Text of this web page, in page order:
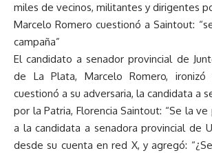
miles de vecinos, militantes y dirigentes
Marcelo Romero cuestionó a Saintout:
campaña”
El candidato a senador provincial de
de La Plata, Marcelo Romero,
cuestionó a su adversaria, la candidata a
por la Patria, Florencia Saintout: “Se la
a la candidata a senadora provincial de
desde su cuenta en red X, y agregó: